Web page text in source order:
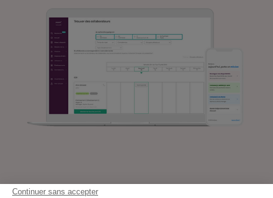
Continuer sans accepter